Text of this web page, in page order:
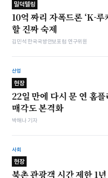
밀덕텔링
10억 짜리 자폭드론 ‘K-루
할 진짜 숙제
김민석 한국국방안보포럼 연구위원
산업
현장
22일 만에 다시 문 연 홈
매각도 본격화
박해나 기자
사회
현장
북촌 관광객 시간 제한 1